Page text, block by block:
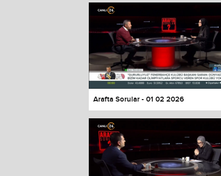
Arafta Sorular - 01 02 2026